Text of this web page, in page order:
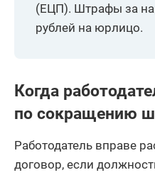
(ЕЦП). Штрафы за
рублей на юрлицо.
Когда
по сокращению
Работодатель вправе
договор, если